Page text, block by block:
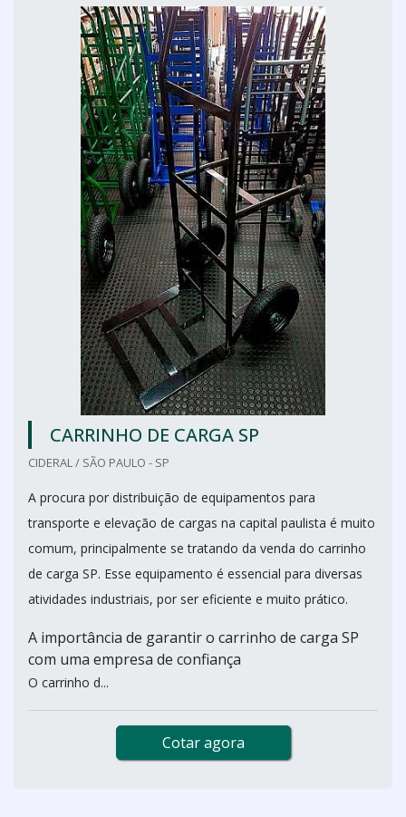
CARRINHO DE CARGA SP
CIDERAL / SÃO PAULO - SP
A procura por distribuição de equipamentos para
transporte e elevação de cargas na capital paulista é muito
comum, principalmente se tratando da venda do carrinho
de carga SP. Esse equipamento é essencial para diversas
atividades industriais, por ser eficiente e muito prático.
A importância de garantir o carrinho de carga SP
com uma empresa de confiança
O carrinho d...
Cotar agora